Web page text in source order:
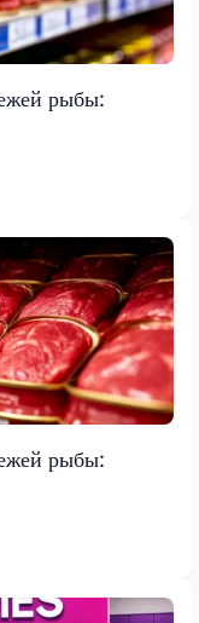
рыбы:
рыбы: